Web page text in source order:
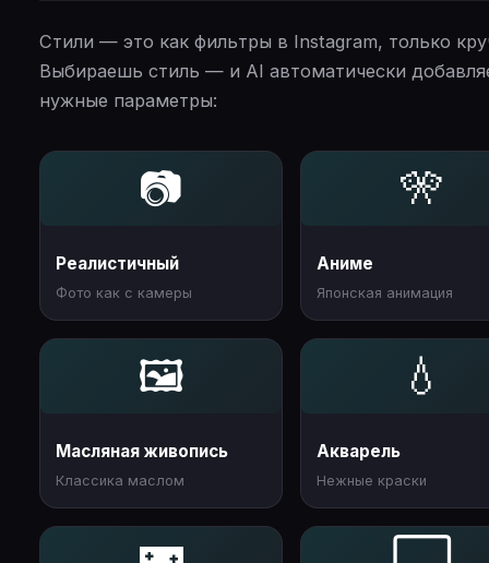
Стили — это как фильтры в Instagram, только
Выбираешь стиль — и AI автоматически
нужные параметры:
📷
Реалистичный
Фото как с камеры
🎌
Аниме
Японская анимация
🖼️
Масляная живопись
Классика маслом
💧
Акварель
Нежные краски